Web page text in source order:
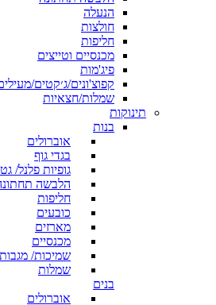
הנעלה
חולצות
חליפות
מכנסיים וטייצים
פיג'מות
קפוצ'ונים/ג׳קטים/
שמלות/חצאיות
תינוקות
בנות
אוברולים
בגדי גוף
גופיות פלנל/
הלבשה
חליפות
כובעים
מארזים
מכנסיים
שמיכות/
שמלות
בנים
אוברולים